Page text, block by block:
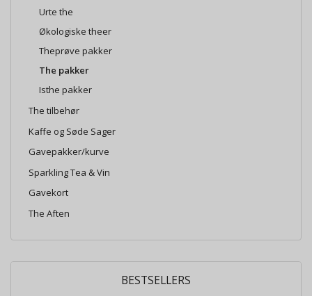
Urte the
Økologiske theer
Theprøve pakker
The pakker
Isthe pakker
The tilbehør
Kaffe og Søde Sager
Gavepakker/kurve
Sparkling Tea & Vin
Gavekort
The Aften
BESTSELLERS